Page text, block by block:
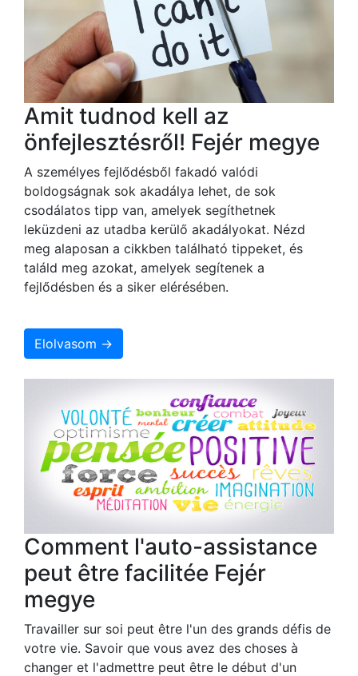
Amit tudnod kell az
önfejlesztésről! Fejér megye
A személyes fejlődésből fakadó valódi
boldogságnak sok akadálya lehet, de sok
csodálatos tipp van, amelyek segíthetnek
leküzdeni az utadba kerülő akadályokat. Nézd
meg alaposan a cikkben található tippeket, és
találd meg azokat, amelyek segítenek a
fejlődésben és a siker elérésében.
Elolvasom →
Comment l'auto-assistance
peut être facilitée Fejér
megye
Travailler sur soi peut être l'un des grands défis de
votre vie. Savoir que vous avez des choses à
changer et l'admettre peut être le début d'un